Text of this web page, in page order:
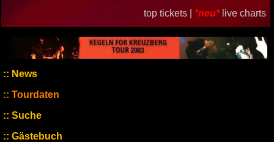
top tickets | *neu* live charts
News
Tourdaten
Suche
Gästebuch